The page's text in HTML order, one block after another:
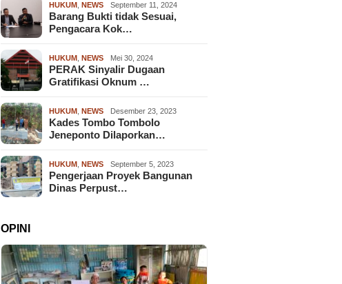
HUKUM ,NEWS September 11, 2024
Barang Bukti tidak Sesuai,
Pengacara Kok…
HUKUM ,NEWS Mei 30, 2024
PERAK Sinyalir Dugaan
Gratifikasi Oknum …
HUKUM ,NEWS Desember 23, 2023
Kades Tombo Tombolo
Jeneponto Dilaporkan…
HUKUM ,NEWS September 5, 2023
Pengerjaan Proyek Bangunan
Dinas Perpust…
OPINI